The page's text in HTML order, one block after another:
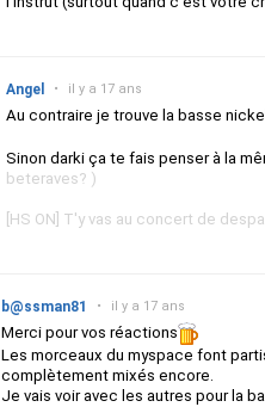
Angel • il y a 17 ans
Au contraire je trouve la basse
Sinon darki ça te fais penser à la
beteraves? )
[HS ON] T'y vas au concert de
b@ssman81 • il y a 17 ans
Merci pour vos réactions
Les morceaux du myspace font
complètement mixés encore.
Je vais voir avec les autres pour la